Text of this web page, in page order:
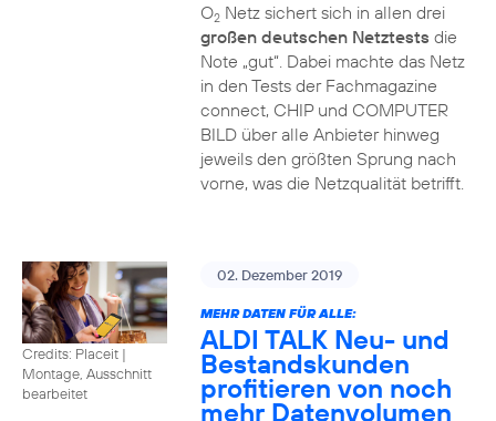
O2Netz sichert sich in allen drei
großen deutschen Netztests die
Note „gut“. Dabei machte das Netz
in den Tests der Fachmagazine
connect, CHIP und COMPUTER
BILD über alle Anbieter hinweg
jeweils den größten Sprung nach
vorne, was die Netzqualität betrifft.
Credits: Placeit |
Montage, Ausschnitt
bearbeitet
02. Dezember 2019
MEHR DATEN FÜR ALLE:
ALDI TALK Neu- und
Bestandskunden
profitieren von noch
mehr Datenvolumen